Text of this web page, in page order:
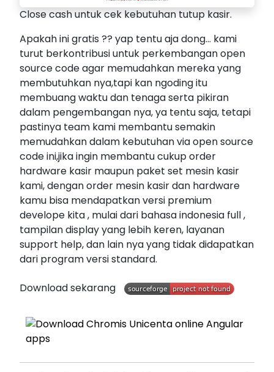
Close cash untuk cek kebutuhan tutup kasir.
Apakah ini gratis ?? yap tentu aja dong... kami
turut berkontribusi untuk perkembangan open
source code agar memudahkan mereka yang
membutuhkan nya,tapi kan ngoding itu
membuang waktu dan tenaga serta pikiran
dalam pengembangan nya, ya tentu saja, tetapi
pastinya team kami membantu semakin
memudahkan dalam kebutuhan via open source
code ini,jika ingin membantu cukup order
hardware kasir maupun paket set mesin kasir
kami, dengan order mesin kasir dan hardware
kamu bisa mendapatkan versi premium
develope kita , mulai dari bahasa indonesia full ,
tampilan display yang lebih keren, layanan
support help, dan lain nya yang tidak didapatkan
dari program versi standard.
Download sekarang